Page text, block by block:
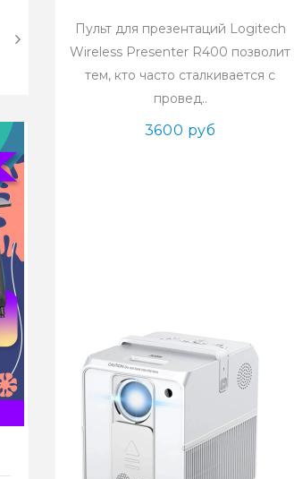
Пульт для презентаций Logitech
Wireless Presenter R400 позволит
тем, кто часто сталкивается с
провед..
3600 руб